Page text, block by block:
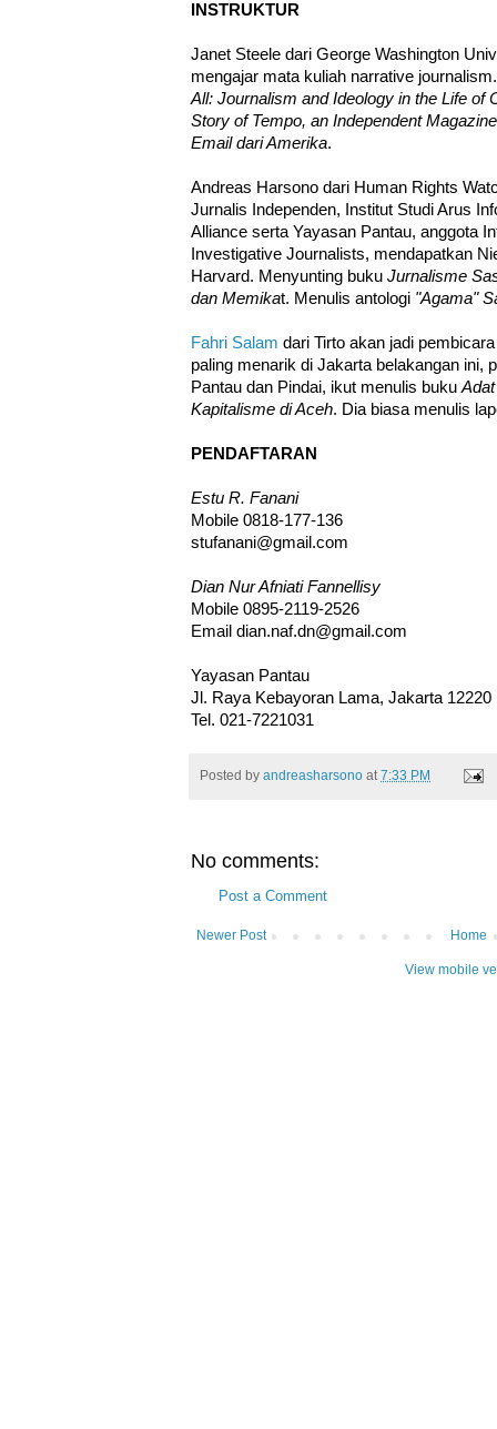
INSTRUKTUR
Janet Steele dari George Washington
mengajar mata kuliah narrative
All: Journalism and Ideology in the Life of
Story of Tempo, an Independent
Email dari Amerika.
Andreas Harsono dari Human Rights
Jurnalis Independen, Institut Studi Arus
Alliance serta Yayasan Pantau, anggota
Investigative Journalists, mendapatkan
Harvard. Menyunting buku Jurnalisme
dan Memikat. Menulis antologi "Agama"
Fahri Salam dari Tirto akan jadi
paling menarik di Jakarta belakangan ini,
Pantau dan Pindai, ikut menulis buku
Kapitalisme di Aceh. Dia biasa menulis
PENDAFTARAN
Estu R. Fanani
Mobile 0818-177-136
stufanani@gmail.com
Dian Nur Afniati Fannellisy
Mobile 0895-2119-2526
Email dian.naf.dn@gmail.com
Yayasan Pantau
Jl. Raya Kebayoran Lama, Jakarta 12220
Tel. 021-7221031
Posted by andreasharsono at 7:33 PM
No comments:
Post a Comment
Newer Post Home
View mobile